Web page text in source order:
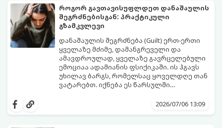
წესი:
როგორ გავთავისუფლდეთ დანაშაულის
შეგრძნებისგან: პრაქტიკული
გზამკვლევი
დანაშაულის შეგრძნება (Guilt) ერთ-ერთი
ყველაზე მძიმე, დამანგრეველი და
ამავდროულად, ყველაზე გავრცელებული
ემოციაა ადამიანის ფსიქიკაში. ის ჰგავს
უხილავ ბარგს, რომელსაც ყოველდღე თან
ვატარებთ. იქნება ეს წარსულში
ტკენა, ოჯახის წევრებისთვის
დანაშაულის გრძნობას აქვს თავისი
2026/07/06 13:09